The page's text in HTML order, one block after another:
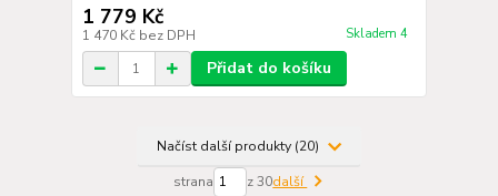
1 779 Kč
1 470 Kč bez DPH Skladem 4
Přidat do košíku
Načíst další produkty (20)
strana z 30další